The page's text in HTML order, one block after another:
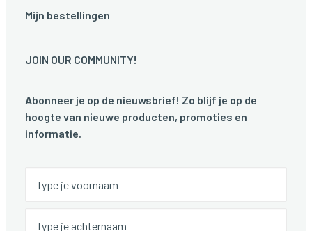
Mijn bestellingen
JOIN OUR COMMUNITY!
Abonneer je op de nieuwsbrief! Zo blijf je op de
hoogte van nieuwe producten, promoties en
informatie.